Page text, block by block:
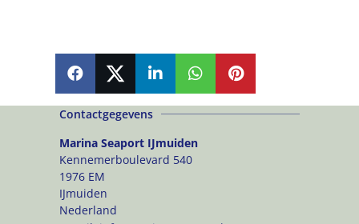
SHARE SHARE SHARE PIN
Contactgegevens
Marina Seaport IJmuiden
Kennemerboulevard 540
1976 EM
IJmuiden
Nederland